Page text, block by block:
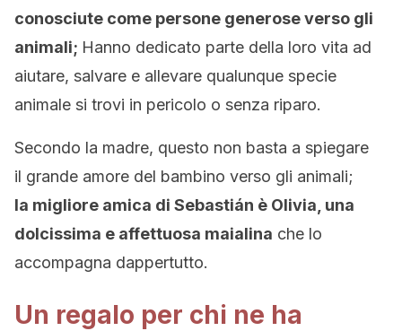
conosciute come persone generose verso gli
animali; Hanno dedicato parte della loro vita ad
aiutare, salvare e allevare qualunque specie
animale si trovi in pericolo o senza riparo.
Secondo la madre, questo non basta a spiegare
il grande amore del bambino verso gli animali;
la migliore amica di Sebastián è Olivia, una
dolcissima e affettuosa maialina che lo
accompagna dappertutto.
Un regalo per chi ne ha